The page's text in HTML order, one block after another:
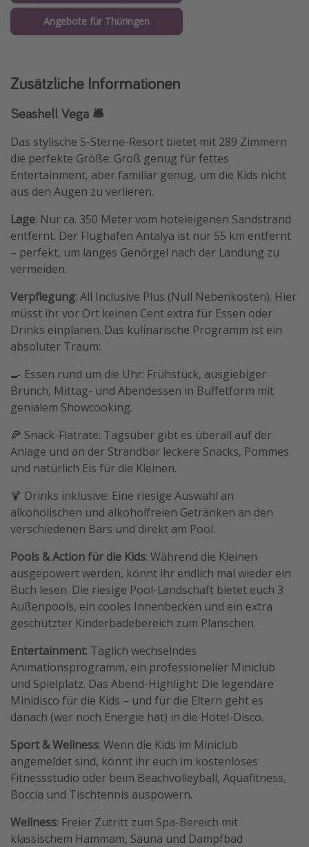
Angebote für Thüringen
Zusätzliche Informationen
Seashell Vega 🛎️
Das stylische 5-Sterne-Resort bietet mit 289 Zimmern
die perfekte Größe: Groß genug für fettes
Entertainment, aber familiär genug, um die Kids nicht
aus den Augen zu verlieren.
Lage: Nur ca. 350 Meter vom hoteleigenen Sandstrand
entfernt. Der Flughafen Antalya ist nur 55 km entfernt
– perfekt, um langes Genörgel nach der Landung zu
vermeiden.
Verpflegung: All Inclusive Plus (Null Nebenkosten). Hier
müsst ihr vor Ort keinen Cent extra für Essen oder
Drinks einplanen. Das kulinarische Programm ist ein
absoluter Traum:
🍳 Essen rund um die Uhr: Frühstück, ausgiebiger
Brunch, Mittag- und Abendessen in Buffetform mit
genialem Showcooking.
🍕 Snack-Flatrate: Tagsüber gibt es überall auf der
Anlage und an der Strandbar leckere Snacks, Pommes
und natürlich Eis für die Kleinen.
🍹 Drinks inklusive: Eine riesige Auswahl an
alkoholischen und alkoholfreien Getränken an den
verschiedenen Bars und direkt am Pool.
Pools & Action für die Kids: Während die Kleinen
ausgepowert werden, könnt ihr endlich mal wieder ein
Buch lesen. Die riesige Pool-Landschaft bietet euch 3
Außenpools, ein cooles Innenbecken und ein extra
geschützter Kinderbadebereich zum Planschen.
Entertainment: Täglich wechselndes
Animationsprogramm, ein professioneller Miniclub
und Spielplatz. Das Abend-Highlight: Die legendäre
Minidisco für die Kids – und für die Eltern geht es
danach (wer noch Energie hat) in die Hotel-Disco.
Sport & Wellness: Wenn die Kids im Miniclub
angemeldet sind, könnt ihr euch im kostenloses
Fitnessstudio oder beim Beachvolleyball, Aquafitness,
Boccia und Tischtennis auspowern.
Wellness: Freier Zutritt zum Spa-Bereich mit
klassischem Hammam, Sauna und Dampfbad